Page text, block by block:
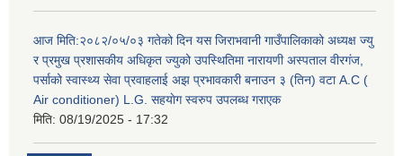
आज मिति:२०८२/०५/०३ गतेको दिन यस जिराभवानी गाउँपालिकाको अध्यक्ष ज्यु
र प्रमुख प्रशासकीय अधिकृत ज्युको उपस्थितिमा नारायणी अस्पताल वीरगंज,
पर्साको स्वास्थ्य सेवा प्रवाहलाई अझ प्रभावकारी बनाउन ३ (तिन) वटा A.C (
Air conditioner) L.G. सहयाेग स्वरुप उपलब्ध गराएक
मिति: 08/19/2025 - 17:32